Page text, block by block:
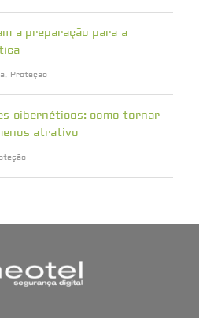
a preparação para a
Proteção
cibernéticos: como tornar
atrativo